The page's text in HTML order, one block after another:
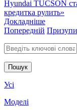
Hyundai TUCSON
кредитка рулить»
Докладніше
Попередній
Введіть ключові
Усі
Моделі